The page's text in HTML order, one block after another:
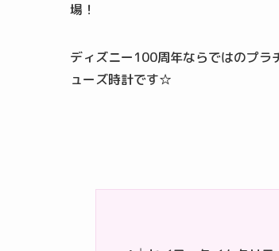
場！
ディズニー100周年ならではのプ
ューズ時計です☆